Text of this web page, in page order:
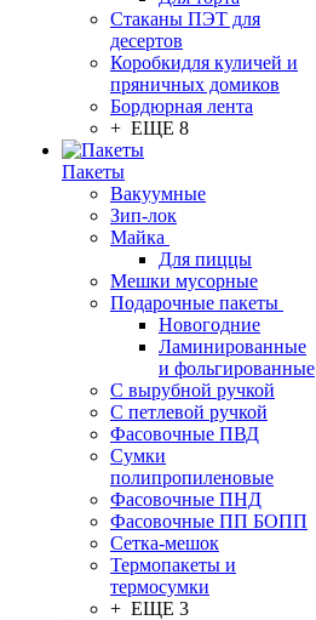
Стаканы ПЭТ для
десертов
Коробкидля куличей и
пряничных домиков
Бордюрная лента
+ ЕЩЕ 8
Пакеты
Вакуумные
Зип-лок
Майка
Для пиццы
Мешки мусорные
Подарочные пакеты
Новогодние
Ламинированные
и фольгированные
С вырубной ручкой
С петлевой ручкой
Фасовочные ПВД
Сумки
полипропиленовые
Фасовочные ПНД
Фасовочные ПП БОПП
Сетка-мешок
Термопакеты и
термосумки
+ ЕЩЕ 3